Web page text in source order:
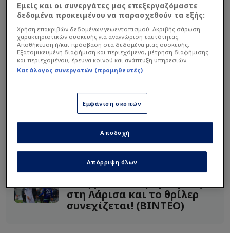
Η διοίκηση των «βυσσινί» έκρινε ότι χρειάζεται
ένα… ηλεκτροσόκ και, όπως προκύπτει, στον
πάγκο της θεσσαλικής ομάδας θα βρεθεί ένα
γνώριμο πρόσωπο, που είναι ο Τζιανλούκα
Διαβάστε επίσης...
«Πόλεμος» στην ΑΕΛ
Novibet: Διοίκηση κατά
«τοξικών» οπαδών!
στη Λάρισα και το θρίλερ
συνεχίζεται! (ΒΙΝΤΕΟ)
Εμείς και οι συνεργάτες μας επεξεργαζόμαστε
δεδομένα προκειμένου να παρασχεθούν τα εξής:
Χρήση επακριβών δεδομένων γεωεντοπισμού. Ακριβής σάρωση
χαρακτηριστικών συσκευής για αναγνώριση ταυτότητας.
Αποθήκευση ή/και πρόσβαση στα δεδομένα μιας συσκευής.
Εξατομικευμένη διαφήμιση και περιεχόμενο, μέτρηση διαφήμισης
και περιεχομένου, έρευνα κοινού και ανάπτυξη υπηρεσιών.
Κατάλογος συνεργατών (προμηθευτές)
Εμφάνιση σκοπών
Απόρριψη όλων
Αποδοχή